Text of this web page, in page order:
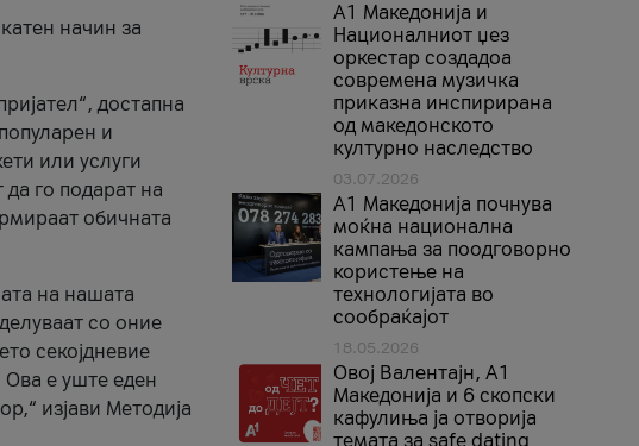
начин за
достапна
и
или услуги
го подарат на
обичната
на нашата
со оние
секојдневие
Ова е уште еден
изјави Методија
А1 Македонија и
Националниот џез
оркестар создадоа
современа музичка
приказна инспирирана
од македонското
културно наследство
03.07.2026
A1 Македонија почнува
моќна национална
кампања за поодговорно
користење на
технологијата во
сообраќајот
18.05.2026
Овој Валентајн, A1
Македонија и 6 скопски
кафулиња ја отворија
темата за safe dating